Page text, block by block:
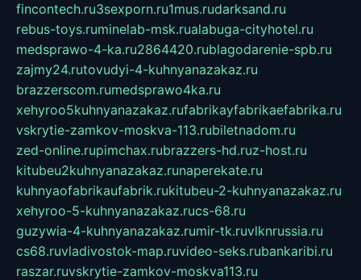
fincontech.ru3sexporn.ru1mus.rudarksand.ru
rebus-toys.ruminelab-msk.rualabuga-cityhotel.ru
medsprawo-4-ka.ru2864420.rublagodarenie-spb.ru
zajmy24.rutovudyi-4-kuhnyanazakaz.ru
brazzerscom.rumedsprawo4ka.ru
xehyroo5kuhnyanazakaz.rufabrikayfabrikaefabrika.ru
vskrytie-zamkov-moskva-113.rubiletnadom.ru
zed-online.rupimchax.rubrazzers-hd.ruz-host.ru
kitubeu2kuhnyanazakaz.runaperekate.ru
kuhnyaofabrikaufabrik.rukitubeu-2-kuhnyanazakaz.ru
xehyroo-5-kuhnyanazakaz.rucs-68.ru
guzywia-4-kuhnyanazakaz.rumir-tk.ruvlknrussia.ru
cs68.ruvladivostok-map.ruvideo-seks.rubankaribi.ru
raszar.ruvskrytie-zamkov-moskva113.ru